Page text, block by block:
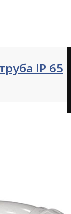
IP 65